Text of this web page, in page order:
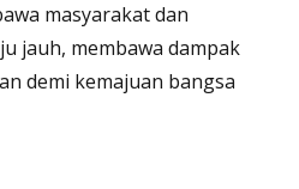
masyarakat dan
jauh, membawa dampak
demi kemajuan bangsa